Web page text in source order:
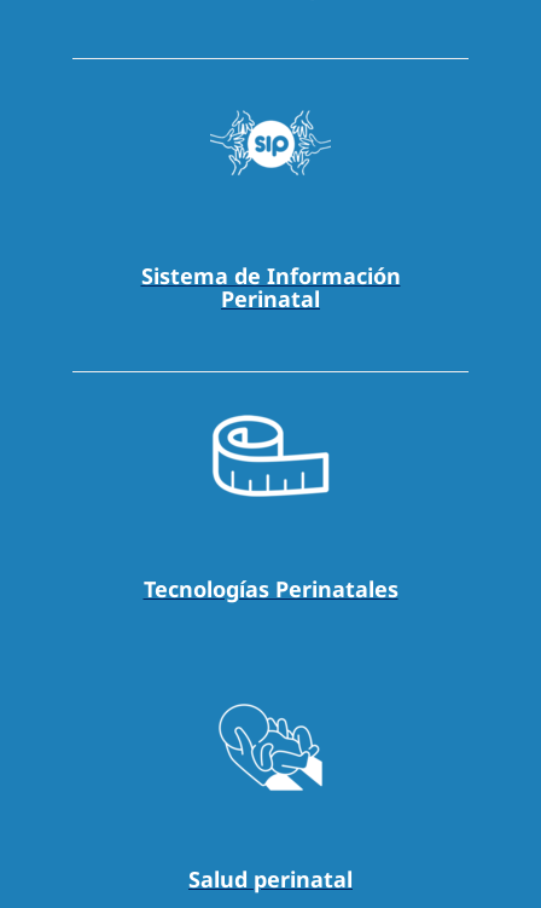
Sistema de Información
Perinatal
Tecnologías Perinatales
Salud perinatal